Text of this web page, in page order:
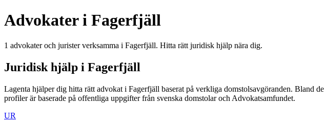
Advokater i Fagerfjäll
1 advokater och jurister verksamma i Fagerfjäll. Hitta rätt juridisk hjälp nära dig.
Juridisk hjälp i Fagerfjäll
Lagenta hjälper dig hitta rätt advokat i Fagerfjäll baserat på verkliga domstolsavgöranden. Bland de
profiler är baserade på offentliga uppgifter från svenska domstolar och Advokatsamfundet.
UR